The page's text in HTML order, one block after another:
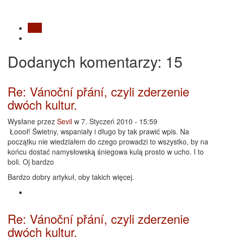
Dodanych komentarzy: 15
Re: Vánoční přání, czyli zderzenie
dwóch kultur.
Wysłane przez Sevil w 7. Styczeń 2010 - 15:59
Łoooł! Świetny, wspaniały i długo by tak prawić wpis. Na
początku nie wiedziałem do czego prowadzi to wszystko, by na
końcu dostać namysłowską śniegowa kulą prosto w ucho. I to
boli. Oj bardzo
Bardzo dobry artykuł, oby takich więcej.
Re: Vánoční přání, czyli zderzenie
dwóch kultur.